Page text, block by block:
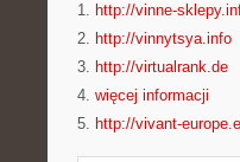
1. http://vinne-
2. http://vinnytsya.info
3. http://virtualrank.de
4. więcej informacji
5. http://vivant-